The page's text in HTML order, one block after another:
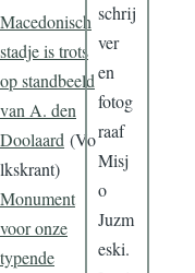
Macedonisch
stadje is trots
op standbeeld
van A. den
Doolaard (Vo
lkskrant)
Monument
voor onze
typende
schrij
ver
en
fotog
raaf
Misj
o
Juzm
eski.